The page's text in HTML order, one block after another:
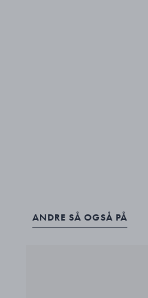
ANDRE SÅ OGSÅ PÅ